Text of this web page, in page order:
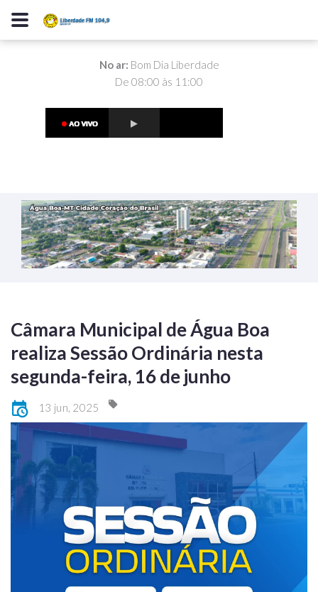
No ar: Bom Dia Liberdade
De 08:00 às 11:00
Câmara Municipal de Água Boa
realiza Sessão Ordinária nesta
segunda-feira, 16 de junho
13 jun, 2025